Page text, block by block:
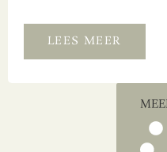
LEES MEER